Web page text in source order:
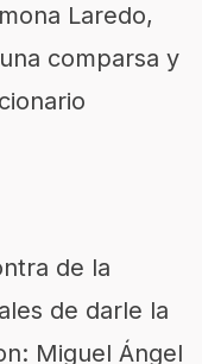
Laredo,
comparsa y
de la
de darle la
Miguel Ángel